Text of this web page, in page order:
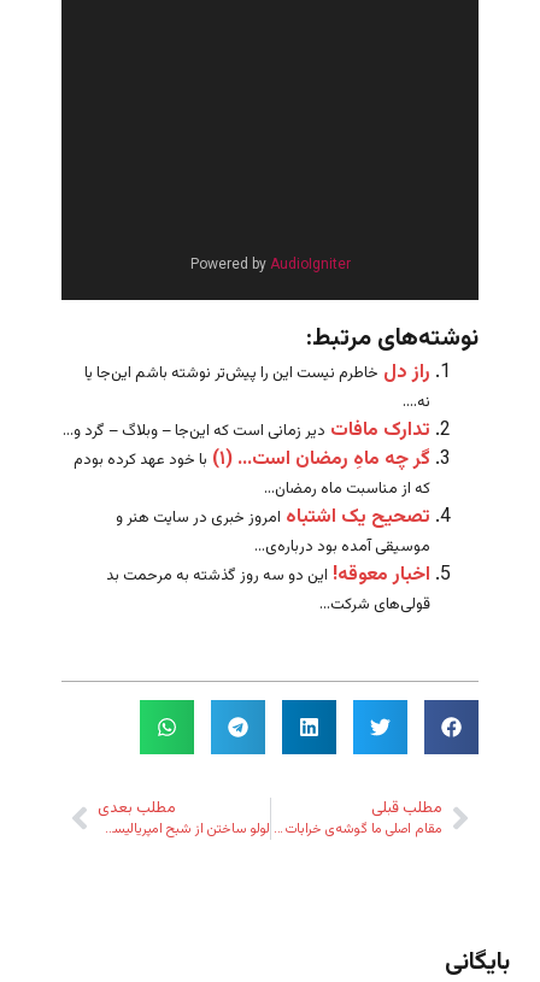
Powered byAudioIgniter
نوشته‌های مرتبط:
راز دل خاطرم نیست این را پیش‌تر نوشته باشم این‌جا یا
نه....
تدارک مافات دیر زمانی است که این‌جا – وبلاگ – گرد و...
گر چه ماهِ رمضان است… (۱)
با خود عهد کرده بودم
که از مناسبت ماه رمضان...
تصحیح یک اشتباه امروز خبری در سایت هنر و
موسیقی آمده بود درباره‌ی...
اخبار معوقه! این دو سه روز گذشته به مرحمت بد
قولی‌های شرکت...
مطلب قبلی
مقام اصلی ما گوشه‌ی خرابات است…
مطلب بعدی
لولو ساختن از شبح امپریالیسم ایرانی
بایگانی